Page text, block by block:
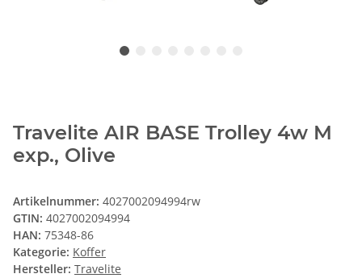
Travelite AIR BASE Trolley 4w M
exp., Olive
Artikelnummer: 4027002094994rw
GTIN: 4027002094994
HAN: 75348-86
Kategorie: Koffer
Hersteller: Travelite